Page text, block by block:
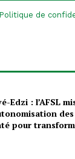
Politique de
Edzi : l’AFSL
pour